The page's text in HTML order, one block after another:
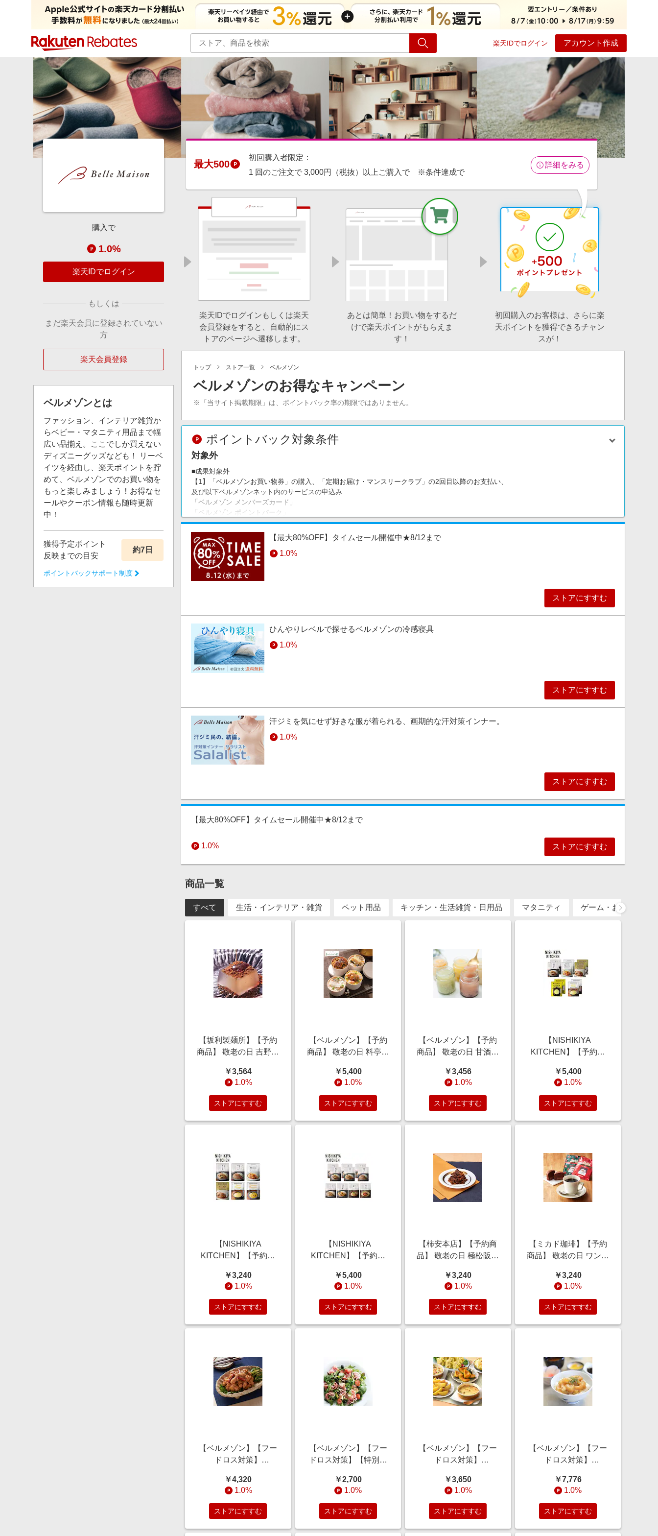
楽天IDでログイン アカウント作成
カテゴリー一覧 イベント一覧 ショッピング 旅行 サービス ヘルプ
購入で
1.0%
楽天IDでログイン
もしくは
まだ楽天会員に登録されていない
方
楽天会員登録
ベルメゾンとは
ファッション、インテリア雑貨か
らベビー・マタニティ用品まで幅
広い品揃え。ここでしか買えない
ディズニーグッズなども！ リーベ
イツを経由し、楽天ポイントを貯
めて、ベルメゾンでのお買い物を
もっと楽しみましょう！お得なセ
ールやクーポン情報も随時更新
中！
獲得予定ポイント
反映までの目安
約7日
ポイントバックサポート制度
最大500
初回購入者限定：
1 回のご注文で 3,000円（税抜）以上ご購入で ※条件達成で
詳細をみる
楽天IDでログインもしくは楽天
会員登録をすると、自動的にス
トアのページへ遷移します。
あとは簡単！お買い物をするだ
けで楽天ポイントがもらえま
す！
初回購入のお客様は、さらに楽
天ポイントを獲得できるチャン
スが！
トップ ストア一覧 ベルメゾン
ベルメゾンのお得なキャンペーン
※「当サイト掲載期限」は、ポイントバック率の期限ではありません。
ポイントバック対象条件
対象外
■成果対象外
【1】「ベルメゾンお買い物券」の購入、「定期お届け・マンスリークラブ」の2回目以降のお支払い、
及び以下ベルメゾンネット内のサービスの申込み
「ベルメゾン メンバーズカード」
「ベルメゾン ポイントパーク」
「ベルメゾンデッセ」
【2】以下グループサイトでの商品購入や申込み、または経由してからのベルメゾンネットでの商品購入
「TSUNAGU（つなぐ）」
「イイハナ・ドットコム」
「ベルメゾン ライフプランデザイン」
「ディアーズブレイン」
※以下の場合は対象外となります。
・リーベイツ経由でベルメゾン → イイハナ・ドットコムで購入された場合、イイハナ・ドットコムでのご購入はポイント対象となりませ
ん（イイハナ・ドットコム以外のサイトについても同様です。）
・グループネットからのグループでのご注文
・電話・ハガキ・FAXでのご注文、送料、消費税
・「定期お届け・マンスリークラブ」の2回目以降のお支払い
・キャンセル、返品が繰り返されるなど、いたずらや不正と思われる行為が繰り返された場合、ベルメゾンの判断によりポイントバック
の対象外となります。
注意事項
【PayPay決済をご利用のお客様へ】
リーベイツアプリでPayPay決済が正常に完了しない場合、たいへん恐れ入りますが、クレジットカード決済などの、PayPay決済以外の
方法をご検討ください。PayPay決済をご希望の場合は、SafariやChromeなどのブラウザからリーベイツのウェブページを経由してストア
【最大80%OFF】タイムセール開催中★8/12まで
1.0%
ストアにすすむ
ひんやりレベルで探せるベルメゾンの冷感寝具
1.0%
ストアにすすむ
汗ジミを気にせず好きな服が着られる、画期的な汗対策インナー。
1.0%
ストアにすすむ
【最大80%OFF】タイムセール開催中★8/12まで
1.0% ストアにすすむ
商品一覧
すべて 生活・インテリア・雑貨 ペット用品 キッチン・生活雑貨・日用品 マタニティ ゲーム・おもちゃ
【坂利製麺所】【予約
商品】 敬老の日 吉野の
個/12個 【ご注文は9月
13日まで】
￥3,564
1.0%
ストアにすすむ
【ベルメゾン】【予約
商品】 敬老の日 料亭の
月7日まで】
￥5,400
1.0%
ストアにすすむ
【ベルメゾン】【予約
商品】 敬老の日 甘酒ゼ
文は9月9日まで】
￥3,456
1.0%
ストアにすすむ
【NISHIKIYA
KITCHEN】【予約商
ギフト 5種10食セット
【ご注文は9月9日ま
で】
￥5,400
1.0%
ストアにすすむ
【NISHIKIYA
KITCHEN】【予約商
スープギフト 6食セッ
ト 【ご注文は9月9日ま
で】
￥3,240
1.0%
ストアにすすむ
【NISHIKIYA
KITCHEN】【予約商
そうギフト 7種10食セ
ット 【ご注文は9月9日
まで】
￥5,400
1.0%
ストアにすすむ
【柿安本店】【予約商
品】 敬老の日 極松阪牛
【ご注文は9月6日ま
で】
￥3,240
1.0%
ストアにすすむ
【ミカド珈琲】【予約
商品】 敬老の日 ワンパ
フショコラケーキ 【ご
注文は9月12日まで】
￥3,240
1.0%
ストアにすすむ
【ベルメゾン】【フー
ドロス対策】
やみつき山賊焼き
400g×4袋 (賞味期限
2026年11月14日)
￥4,320
1.0%
ストアにすすむ
【ベルメゾン】【フー
ドロス対策】【特別価
落とし 600g (訳あり)
￥2,700
1.0%
ストアにすすむ
【ベルメゾン】【フー
ドロス対策】
惣菜詰合せ6種セット
(訳あり)
￥3,650
1.0%
ストアにすすむ
【ベルメゾン】【フー
ドロス対策】
刺身漬け丼の具
60g×10袋 (訳あり)
￥7,776
1.0%
ストアにすすむ